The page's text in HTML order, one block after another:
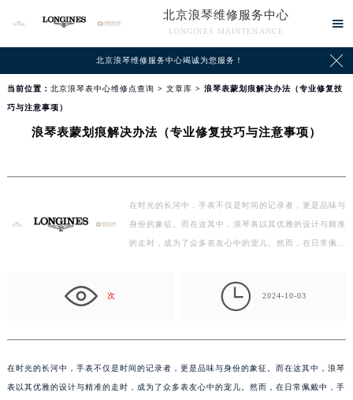
北京浪琴维修服务中心
LONGINES MAINTENANCE

北京浪琴维修服务中心竭诚为您服务！ 
当前位置： 北京浪琴表中心维修点查询 > 文章库 > 浪琴表蒙划痕解决办法（专业修复技
巧与注意事项）
浪琴表蒙划痕解决办法（专业修复技巧与注意事项）
在时光的长河中，手表不仅是时间的记录者，更是品味与
身份的象征。而在这其中，浪琴表以其优雅的设计与精准
的走时，成为了众多表友心中的宠儿。然而，在日常佩戴
次  2024-10-03
在时光的长河中，手表不仅是时间的记录者，更是品味与身份的象征。而在这其中，浪琴
表以其优雅的设计与精准的走时，成为了众多表友心中的宠儿。然而，在日常佩戴中，手